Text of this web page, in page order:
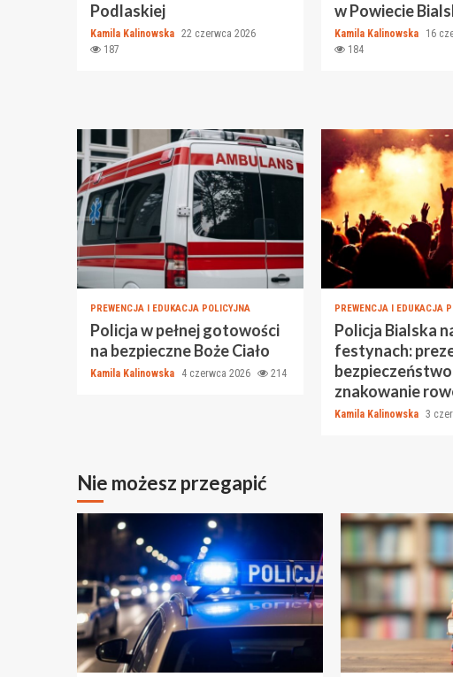
Podlaskiej
Kamila Kalinowska 22 czerwca 2026
187
w Powiecie
Kamila Kalinowska
16
184
PREWENCJA I EDUKACJA POLICYJNA
Policja w pełnej gotowości
na bezpieczne Boże Ciało
Kamila Kalinowska 4 czerwca 2026 214
PREWENCJA I EDUKACJA
Policja Bialska
festynach:
znakowanie
Kamila Kalinowska 3
Nie możesz przegapić